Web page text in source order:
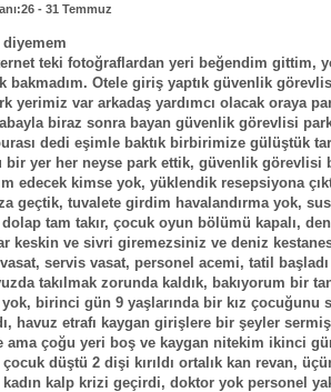
- 31 Temmuz
diyemem
teki fotoğraflardan yeri beğendim gittim,
bakmadım. Otele giriş yaptık güvenlik
yerimiz var arkadaş yardımcı olacak oraya
biraz sonra bayan güvenlik görevlisi
burası dedi eşimle baktık birbirimize gülüştük
bir yer her neyse park ettik, güvenlik görevlisi
edecek kimse yok, yüklendik resepsiyona
geçtik, tuvalete girdim havalandırma yok,
tam takır, çocuk oyun bölümü kapalı,
keskin ve sivri giremezsiniz ve deniz
servis vasat, personel acemi, tatil
takılmak zorunda kaldık, bakıyorum bir
birinci gün 9 yaşlarında bir kız çocuğunu
havuz etrafı kaygan girişlere bir şeyler
ama çoğu yeri boş ve kaygan nitekim ikinci
düştü 2 dişi kırıldı ortalık kan revan,
kadın kalp krizi geçirdi, doktor yok personel